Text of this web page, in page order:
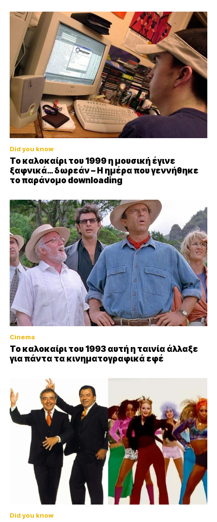
Did you know
Το καλοκαίρι του 1999 η μουσική έγινε
ξαφνικά… δωρεάν – Η ημέρα που γεννήθηκε
το παράνομο downloading
Cinema
Το καλοκαίρι του 1993 αυτή η ταινία άλλαξε
για πάντα τα κινηματογραφικά εφέ
Did you know